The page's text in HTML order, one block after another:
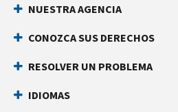
NUESTRA AGENCIA
CONOZCA SUS DERECHOS
RESOLVER UN PROBLEMA
IDIOMAS